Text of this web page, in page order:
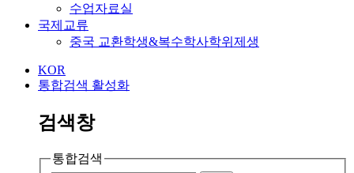
수업자료실
국제교류
중국 교환학생&복수학사학위제생
KOR
통합검색 활성화
검색창
통합검색